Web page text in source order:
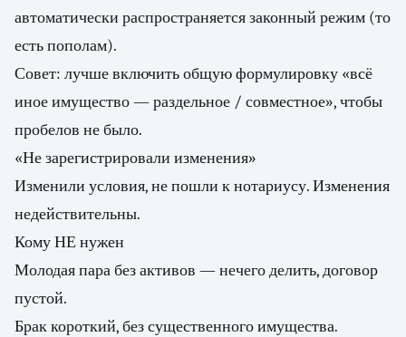
автоматически распространяется законный режим (то
есть пополам).
Совет: лучше включить общую формулировку «всё
иное имущество — раздельное / совместное», чтобы
пробелов не было.
«Не зарегистрировали изменения»
Изменили условия, не пошли к нотариусу. Изменения
недействительны.
Кому НЕ нужен
Молодая пара без активов — нечего делить, договор
пустой.
Брак короткий, без существенного имущества.